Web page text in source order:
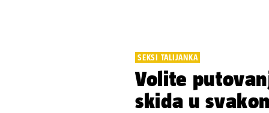
SEKSI TALIJANKA
Volite
skida u